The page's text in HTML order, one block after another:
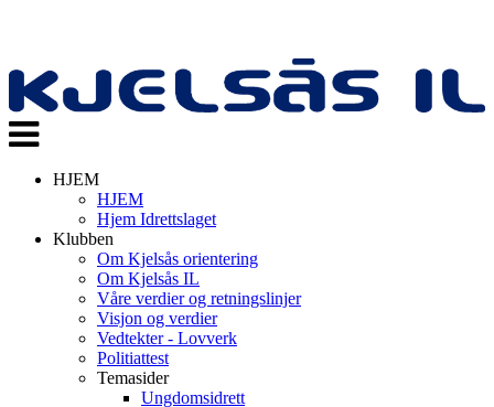
Veksle
navigasjon
HJEM
HJEM
Hjem Idrettslaget
Klubben
Om Kjelsås orientering
Om Kjelsås IL
Våre verdier og retningslinjer
Visjon og verdier
Vedtekter - Lovverk
Politiattest
Temasider
Ungdomsidrett